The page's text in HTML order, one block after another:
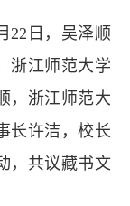
22日，吴泽顺
浙江师范大学
，浙江师范大
长许洁，校长
，共议藏书文